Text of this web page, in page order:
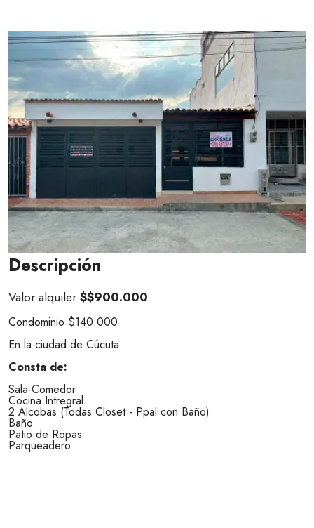
Descripción
Valor alquiler$$900.000
Condominio $140.000
En la ciudad de Cúcuta
Consta de:
Sala-Comedor
Cocina Intregral
2 Alcobas (Todas Closet - Ppal con Baño)
Baño
Patio de Ropas
Parqueadero